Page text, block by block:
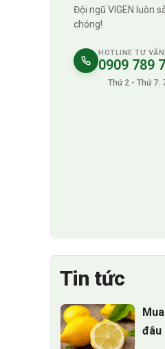
Đội ngũ VIGEN luôn
chóng!
HOTLINE TƯ VẤN
0909 789
Thứ 2 - Thứ 7:
Tin tức
đâu